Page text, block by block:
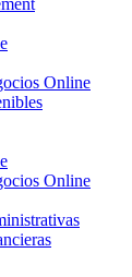
Online
Online